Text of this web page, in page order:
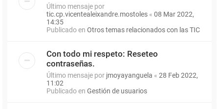
Último mensaje por
tic.cp.vicentealeixandre.mostoles « 08 Mar 2022,
14:35
Publicado en Otros temas relacionados con las TIC
Con todo mi respeto: Reseteo
contraseñas.
Último mensaje por jmoyayanguela « 28 Feb 2022,
11:02
Publicado en Gestión de usuarios